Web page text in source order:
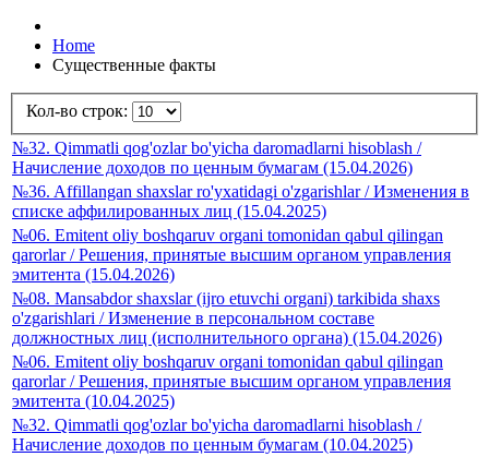
Home
Существенные факты
Кол-во строк:
№32. Qimmatli qog'ozlar bo'yicha daromadlarni hisoblash /
Начисление доходов по ценным бумагам (15.04.2026)
№36. Affillangan shaxslar ro'yxatidagi o'zgarishlar / Изменения в
списке аффилированных лиц (15.04.2025)
№06. Emitent oliy boshqaruv organi tomonidan qabul qilingan
qarorlar / Решения, принятые высшим органом управления
эмитента (15.04.2026)
№08. Mansabdor shaxslar (ijro etuvchi organi) tarkibida shaxs
o'zgarishlari / Изменение в персональном составе
должностных лиц (исполнительного органа) (15.04.2026)
№06. Emitent oliy boshqaruv organi tomonidan qabul qilingan
qarorlar / Решения, принятые высшим органом управления
эмитента (10.04.2025)
№32. Qimmatli qog'ozlar bo'yicha daromadlarni hisoblash /
Начисление доходов по ценным бумагам (10.04.2025)